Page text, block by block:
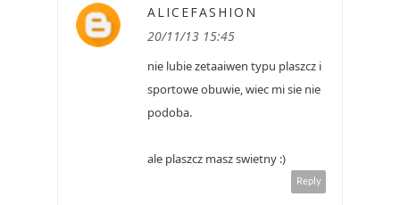
ALICEFASHION
20/11/13 15:45
nie lubie zetaaiwen typu plaszcz i
sportowe obuwie, wiec mi sie nie
podoba.
ale plaszcz masz swietny :)
Reply